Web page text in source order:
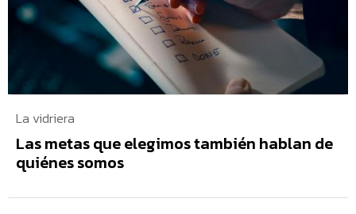
La vidriera
Las metas que elegimos también hablan de
quiénes somos